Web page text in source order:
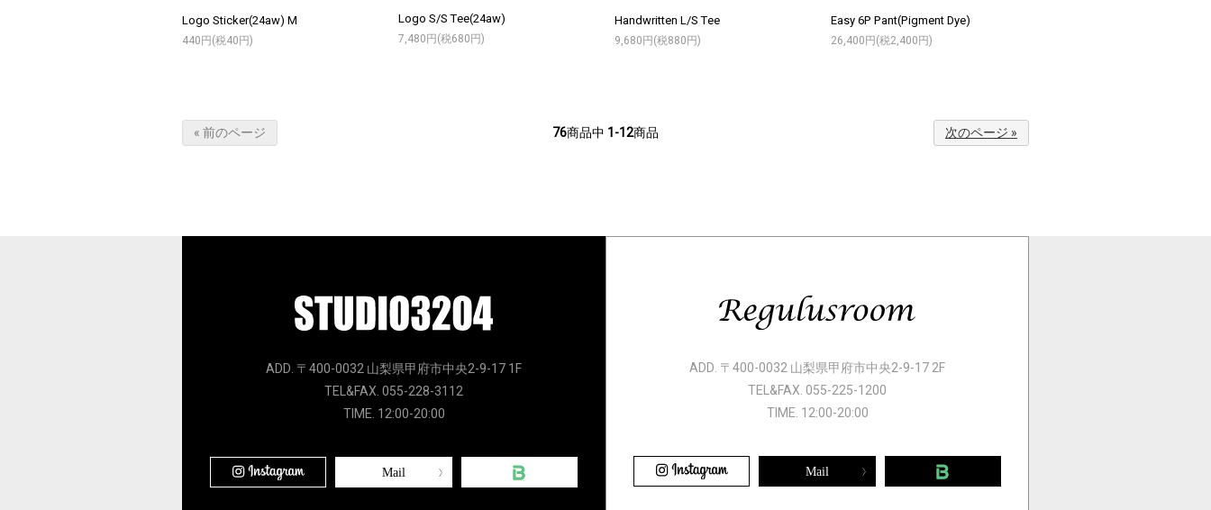
Logo Sticker(24aw) M
440円(税40円)
Logo S/S Tee(24aw)
7,480円(税680円)
Handwritten L/S Tee
9,680円(税880円)
Easy 6P Pant(Pigment Dye)
26,400円(税2,400円)
« 前のページ 76商品中 1-12商品 次のページ »
ADD. 〒400-0032 山梨県甲府市中央2-9-17 1F
TEL&FAX. 055-228-3112
TIME. 12:00-20:00
Mail
ADD. 〒400-0032 山梨県甲府市中央2-9-17 2F
TEL&FAX. 055-225-1200
TIME. 12:00-20:00
Mail